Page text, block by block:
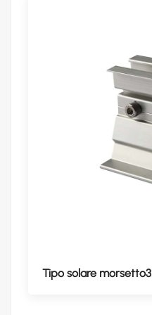
Tipo solare morsetto3